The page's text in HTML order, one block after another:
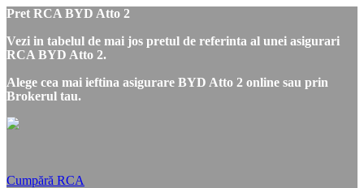
Pret RCA BYD Atto 2
Vezi in tabelul de mai jos pretul de referinta al unei asigurari
RCA BYD Atto 2.
Alege cea mai ieftina asigurare BYD Atto 2 online sau prin
Brokerul tau.
Cumpără RCA